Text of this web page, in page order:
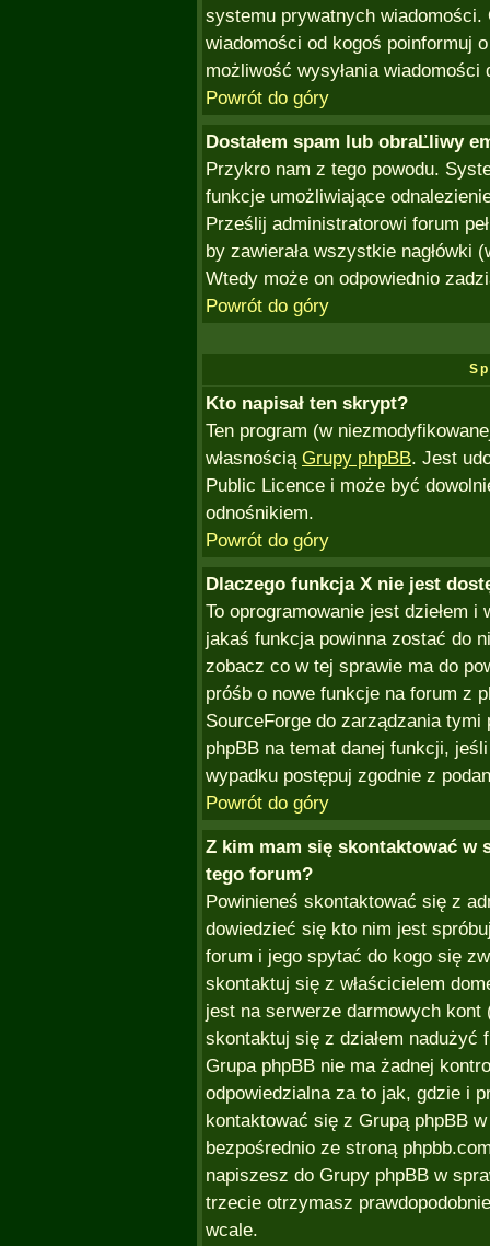
systemu prywatnych
wiadomości od kogoś poinformuj
możliwość wysyłania wiadomości
Powrót do góry
Dostałem spam lub obraĽliwy
Przykro nam z tego powodu.
funkcje umożliwiające
Prześlij administratorowi forum
by zawierała wszystkie
Wtedy może on odpowiednio
Powrót do góry
Kto napisał ten skrypt?
Ten program (w
własnością Grupy phpBB. Jest
Public Licence i może być
odnośnikiem.
Powrót do góry
Dlaczego funkcja X nie jest
To oprogramowanie jest dziełem
jakaś funkcja powinna zostać do
zobacz co w tej sprawie ma do
próśb o nowe funkcje na forum z
SourceForge do zarządzania
phpBB na temat danej funkcji,
wypadku postępuj zgodnie z
Powrót do góry
Z kim mam się skontaktować w
tego forum?
Powinieneś skontaktować się z
dowiedzieć się kto nim jest
forum i jego spytać do kogo się
skontaktuj się z właścicielem
jest na serwerze darmowych
skontaktuj się z działem
Grupa phpBB nie ma żadnej
odpowiedzialna za to jak, gdzie i
kontaktować się z Grupą phpBB
bezpośrednio ze stroną
napiszesz do Grupy phpBB w
trzecie otrzymasz
wcale.